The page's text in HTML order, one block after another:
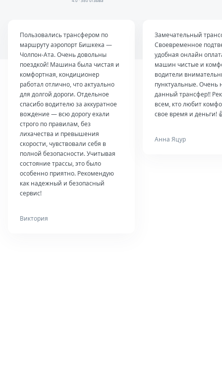
Пользовались трансфером по
маршруту аэропорт Бишкека —
Чолпон-Ата. Очень довольны
поездкой! Машина была чистая и
комфортная, кондиционер
работал отлично, что актуально
для долгой дороги. Отдельное
спасибо водителю за аккуратное
вождение — всю дорогу ехали
строго по правилам, без
лихачества и превышения
скорости, чувствовали себя в
полной безопасности. Учитывая
состояние трассы, это было
особенно приятно. Рекомендую
как надежный и безопасный
сервис!
Виктория
Замечательный
Своевременное
удобная онлайн
машин чистые и
водители
пунктуальные. Очень
данный трансфер!!
всем, кто любит
свое время и деньги!
Анна Яцур